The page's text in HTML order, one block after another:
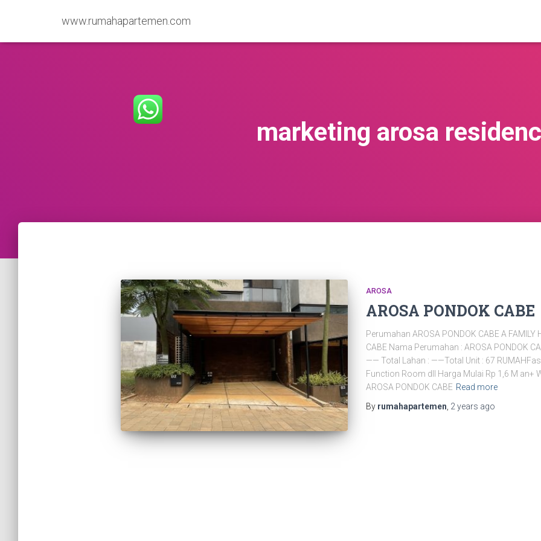
www.rumahapartemen.com
marketing arosa
AROSA
AROSA PONDOK CABE
Perumahan AROSA PONDOK CABE A FAMILY
CABE Nama Perumahan : AROSA PONDOK
—— Total Lahan : ——Total Unit : 67
Function Room dll Harga Mulai Rp 1,6 M an+
AROSA PONDOK CABE Read more
By rumahapartemen 2 years ago